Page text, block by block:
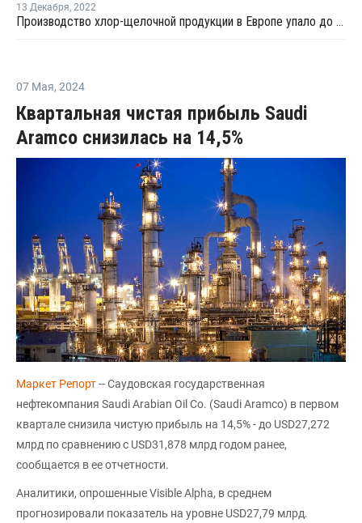
13 Декабря, 2022
Производство хлор-щелочной продукции в Европе упало до нового минимума в октябре - Eurochlor
07 Мая, 2024
Квартальная чистая прибыль Saudi
Aramco снизилась на 14,5%
Маркет Репорт-- Саудовская государственная
нефтекомпания Saudi Arabian Oil Co. (Saudi Aramco) в первом
квартале снизила чистую прибыль на 14,5% - до USD27,272
млрд по сравнению с USD31,878 млрд годом ранее,
сообщается в ее отчетности.
Аналитики, опрошенные Visible Alpha, в среднем
прогнозировали показатель на уровне USD27,79 млрд.